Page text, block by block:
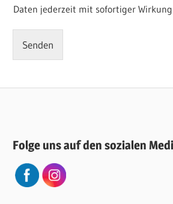
Daten jederzeit mit sofortiger
Senden
Folge uns auf den sozialen